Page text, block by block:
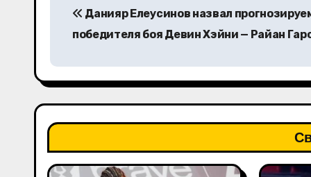
и
г
а
ц
Данияр Елеусинов назвал
победителя боя Девин Хэйни — Райан